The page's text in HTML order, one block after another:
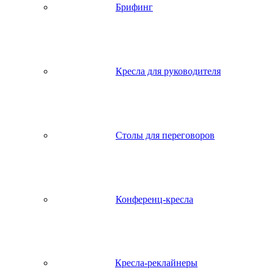
Брифинг
Кресла для руководителя
Столы для переговоров
Конференц-кресла
Кресла-реклайнеры